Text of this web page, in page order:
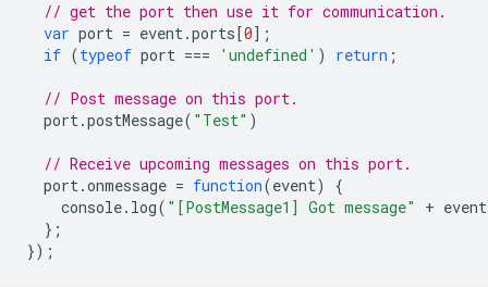
// get the port then use it for communication.
var port = event.ports[0];
if (typeof port === 'undefined' ) return ;
// Post message on this port.
port.postMessage( "Test" )
// Receive upcoming messages on this port.
port.onmessage = function(event)
{
console. log( "[PostMessage1] Got message" + event
};
});